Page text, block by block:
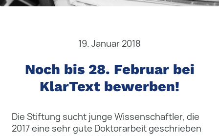
19. Januar 2018
Noch bis 28. Februar bei
KlarText bewerben!
Die Stiftung sucht junge Wissenschaftler, die
2017 eine sehr gute Doktorarbeit geschrieben